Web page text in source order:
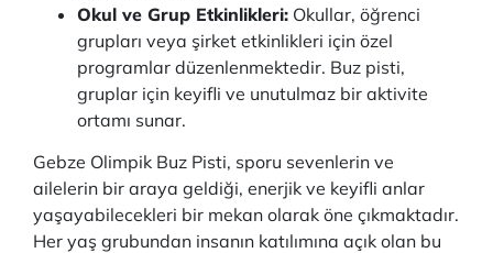
Okul ve Grup Etkinlikleri: Okullar, öğrenci
grupları veya şirket etkinlikleri için özel
programlar düzenlenmektedir. Buz pisti,
gruplar için keyifli ve unutulmaz bir aktivite
ortamı sunar.
Gebze Olimpik Buz Pisti, sporu sevenlerin ve
ailelerin bir araya geldiği, enerjik ve keyifli anlar
yaşayabilecekleri bir mekan olarak öne çıkmaktadır.
Her yaş grubundan insanın katılımına açık olan bu